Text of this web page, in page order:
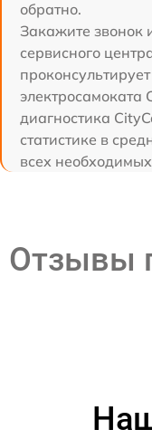
обратно.
Закажите звонок
сервисного
электросамоката
диагностика
статистике в
всех
Отзывы